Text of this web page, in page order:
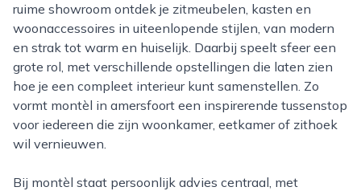
ruime showroom ontdek je zitmeubelen, kasten en
woonaccessoires in uiteenlopende stijlen, van modern
en strak tot warm en huiselijk. Daarbij speelt sfeer een
grote rol, met verschillende opstellingen die laten zien
hoe je een compleet interieur kunt samenstellen. Zo
vormt montèl in amersfoort een inspirerende tussenstop
voor iedereen die zijn woonkamer, eetkamer of zithoek
wil vernieuwen.
Bij montèl staat persoonlijk advies centraal, met